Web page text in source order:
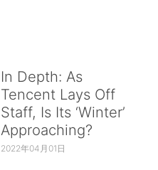
In Depth: As
Tencent Lays Off
Staff, Is Its ‘Winter’
Approaching?
2022年04月01日